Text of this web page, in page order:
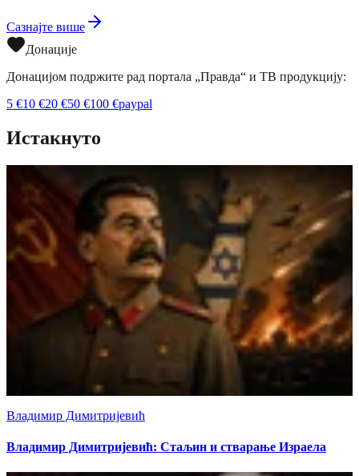
Сазнајте више
Донације
Донацијом подржите рад портала „Правда“ и ТВ продукцију:
5 €10 €20 €50 €100 €paypal
Истакнуто
Владимир Димитријевић
Владимир Димитријевић: Стаљин и стварање Израела